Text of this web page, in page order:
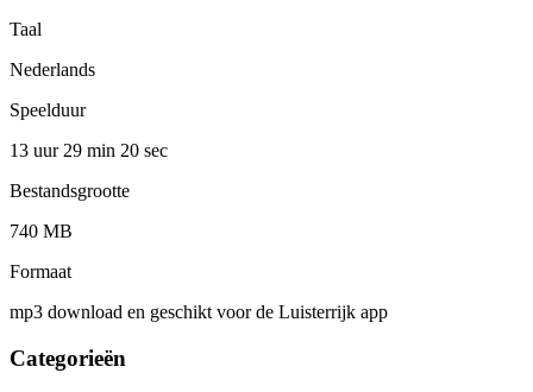
Taal
Nederlands
Speelduur
13 uur 29 min 20 sec
Bestandsgrootte
740 MB
Formaat
mp3 download en geschikt voor de Luisterrijk app
Categorieën